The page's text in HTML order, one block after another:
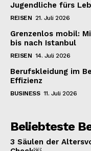
Jugendliche fürs
REISEN 21. Juli 2026
Grenzenlos mobil:
bis nach Istanbul
REISEN 14. Juli 2026
Berufskleidung im
Effizienz
BUSINESS 11. Juli 2026
Beliebteste
3 Säulen der